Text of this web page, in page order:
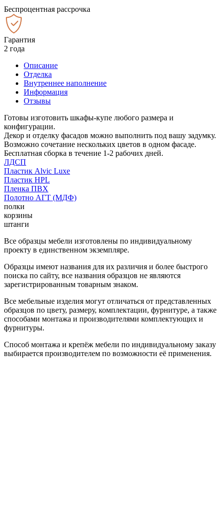
Беспроцентная рассрочка
Гарантия
2 года
Описание
Отделка
Внутреннее наполнение
Информация
Отзывы
Готовы изготовить шкафы-купе любого размера и
конфигурации.
Декор и отделку фасадов можно выполнить под вашу задумку.
Возможно сочетание нескольких цветов в одном фасаде.
Бесплатная сборка в течение 1-2 рабочих дней.
ЛДСП
Пластик Alvic Luxe
Пластик HPL
Пленка ПВХ
Полотно АГТ (МДФ)
полки
корзины
штанги
Все образцы мебели изготовлены по индивидуальному
проекту в единственном экземпляре.
Образцы имеют названия для их различия и более быстрого
поиска по сайту, все названия образцов не являются
зарегистрированным товарным знаком.
Все мебельные изделия могут отличаться от представленных
образцов по цвету, размеру, комплектации, фурнитуре, а также
способами монтажа и производителями комплектующих и
фурнитуры.
Способ монтажа и крепёж мебели по индивидуальному заказу
выбирается производителем по возможности её применения.